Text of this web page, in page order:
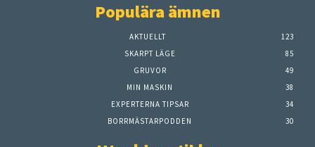
Populära ämnen
AKTUELLT
123
SKARPT LÄGE
85
GRUVOR
49
MIN MASKIN
38
EXPERTERNA TIPSAR
34
BORRMÄSTARPODDEN
30